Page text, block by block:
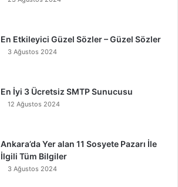
En Etkileyici Güzel Sözler – Güzel Sözler
3 Ağustos 2024
En İyi 3 Ücretsiz SMTP Sunucusu
12 Ağustos 2024
Ankara’da Yer alan 11 Sosyete Pazarı İle
İlgili Tüm Bilgiler
3 Ağustos 2024